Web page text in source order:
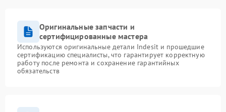
Оригинальные запчасти и
сертифицированные мастера
Используются оригинальные детали Indesit и прошедшие
сертификацию специалисты, что гарантирует корректную
работу после ремонта и сохранение гарантийных
обязательств